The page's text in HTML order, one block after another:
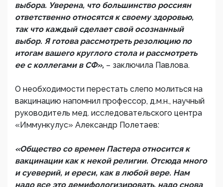
выбора. Уверена, что большинство россиян
ответственно относятся к своему здоровью,
так что каждый сделает свой осознанный
выбор. Я готова рассмотреть резолюцию по
итогам вашего круглого стола и рассмотреть
ее с коллегами в СФ», – заключила Павлова.
О необходимости перестать слепо молиться на
вакцинацию напомнил профессор, д.м.н., научный
руководитель мед. исследовательского центра
«Иммункулус» Александр Полетаев:
«Общество со времен Пастера относится к
вакцинации как к некой религии. Отсюда много
и суеверий, и ереси, как в любой вере. Нам
надо все это демифологизировать, надо снова